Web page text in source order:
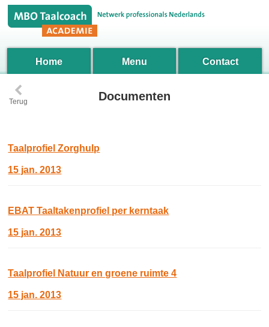
Home Menu Contact
‹
Terug Documenten
Taalprofiel Zorghulp
15 jan. 2013
EBAT Taaltakenprofiel per kerntaak
15 jan. 2013
Taalprofiel Natuur en groene ruimte 4
15 jan. 2013